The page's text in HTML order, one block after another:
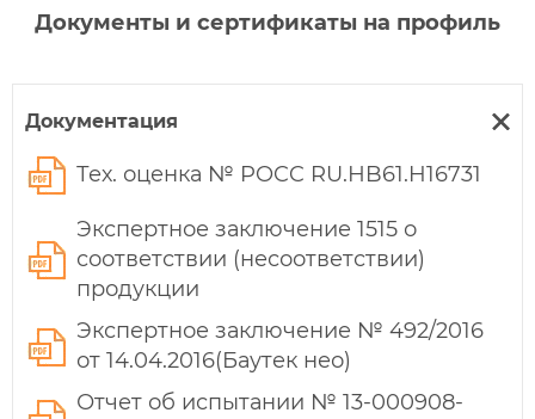
Документы и сертификаты на профиль
Документация
Тех. оценка № POCC RU.НB61.H16731
Экспертное заключение 1515 о
соответствии (несоответствии)
продукции
Экспертное заключение № 492/2016
от 14.04.2016(Баутек нео)
Отчет об испытании № 13-000908-